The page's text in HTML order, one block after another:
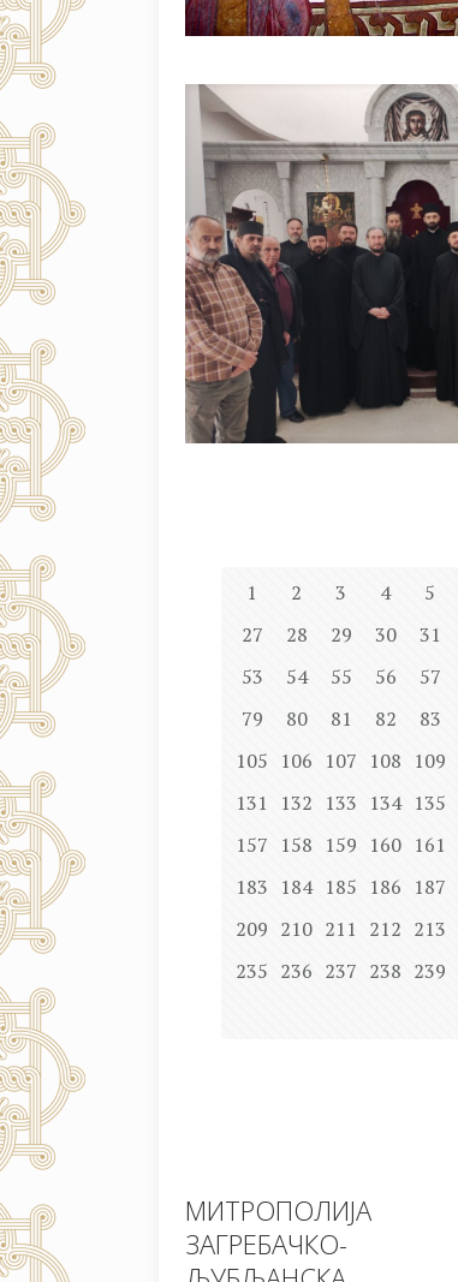
1 2 3 4 5
27
28 29 30 31
53
54 55 56 57
79
80 81 82 83
105 106 107 108 109
131
132 133 134 135
157 158 159 160 161
183 184 185 186 187
209 210 211 212 213
235 236 237 238 239
МИТРОПОЛИЈА
ЗАГРЕБАЧКО-